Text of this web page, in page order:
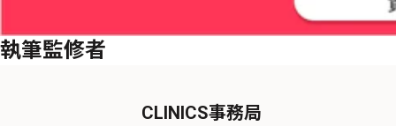
執筆監修者
CLINICS事務局